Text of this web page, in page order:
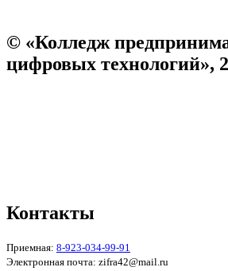
© «Колледж
цифровых технологий»,
Контакты
Приемная: 8-923-034-99-91
Электронная почта: zifra42@mail.ru